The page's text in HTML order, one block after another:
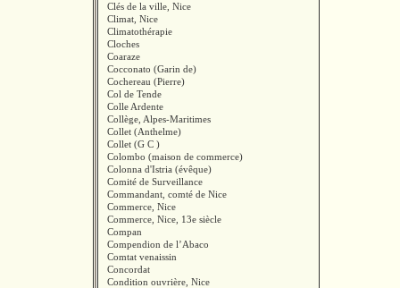
Clés de la ville, Nice
Climat, Nice
Climatothérapie
Cloches
Coaraze
Cocconato (Garin de)
Cochereau (Pierre)
Col de Tende
Colle Ardente
Collège, Alpes-Maritimes
Collet (Anthelme)
Collet (G C )
Colombo (maison de commerce)
Colonna d'Istria (évêque)
Comité de Surveillance
Commandant, comté de Nice
Commerce, Nice
Commerce, Nice, 13e siècle
Compan
Compendion de l’Abaco
Comtat venaissin
Concordat
Condition ouvrière, Nice